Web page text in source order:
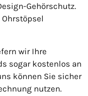
Gehörschutz.
wir Ihre
sogar kostenlos an
können Sie sicher
nutzen.